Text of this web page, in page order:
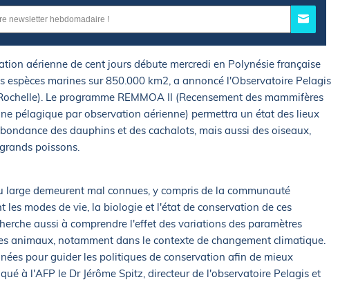
aérienne de cent jours débute mercredi en Polynésie française
espèces marines sur 850.000 km2, a annoncé l'Observatoire Pelagis
Le programme REMMOA II (Recensement des mammifères
pélagique par observation aérienne) permettra un état des lieux
des dauphins et des cachalots, mais aussi des oiseaux,
poissons.
large demeurent mal connues, y compris de la communauté
les modes de vie, la biologie et l'état de conservation de ces
aussi à comprendre l'effet des variations des paramètres
animaux, notamment dans le contexte de changement climatique.
pour guider les politiques de conservation afin de mieux
à l'AFP le Dr Jérôme Spitz, directeur de l'observatoire Pelagis et